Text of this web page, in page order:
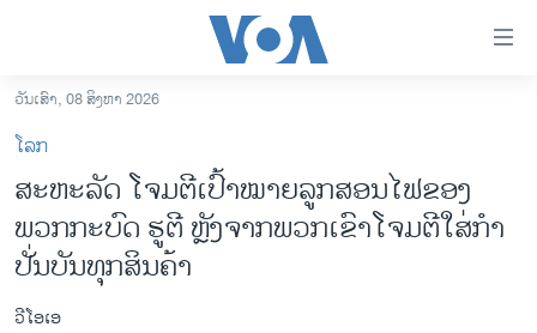
ເຂົ້າ
ຫາ
ຂ້າມ
ຂ້າມ
ໄປ
ຫາ
ຊອກ
ການເລືອກຕັ້ງ ປະທານາທີບໍດີ ສະຫະລັດ 2024
ວັນເສົາ, 08 ສິງຫາ 2026
ໂລກ
ສະ​ຫະ​ລັດ ໂຈມ​ຕີ​ເປົ້າ​ໝາຍ​ລູກ​ສອນ​ໄຟ​ຂອງ​
ພວກ​ກະ​ບົດ ຮູ​ຕີ ຫຼັງ​ຈາກ​ພວກເຂົາ​ໂຈມ​ຕີ​ໃສ່​​ກຳ​
ປັ່ນບັນທຸກສິນຄ້າ
ວີໂອເອ